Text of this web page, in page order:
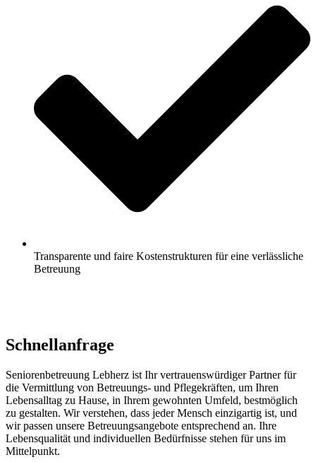
Transparente und faire Kostenstrukturen für eine verlässliche
Betreuung
Schnell­anfrage
Seniorenbetreuung Lebherz ist Ihr vertrauenswürdiger Partner für
die Vermittlung von Betreuungs- und Pflegekräften, um Ihren
Lebensalltag zu Hause, in Ihrem gewohnten Umfeld, bestmöglich
zu gestalten. Wir verstehen, dass jeder Mensch einzigartig ist, und
wir passen unsere Betreuungsangebote entsprechend an. Ihre
Lebensqualität und individuellen Bedürfnisse stehen für uns im
Mittelpunkt.